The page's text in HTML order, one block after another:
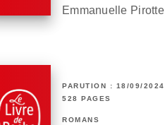
Emmanuelle Pirotte
PARUTION : 18/09/2024
528 PAGES
ROMANS